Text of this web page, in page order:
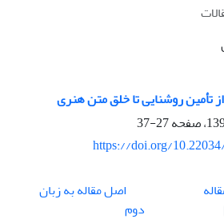
تأمین روشنایی تا خلق متن هنری
27-37
https://doi.org/
اصل مقاله به زبان
دوم